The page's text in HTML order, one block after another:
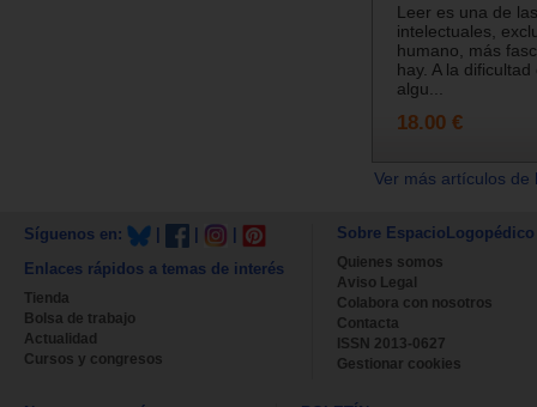
Leer es una de
intelectuales,
humano, más
hay. A la
algu...
18.00 €
Ver más artículos
Síguenos en:
Enlaces rápidos a temas de interés
Tienda
Bolsa de trabajo
Actualidad
Cursos y congresos
Sobre EspacioLogopédico
Quienes somos
Aviso Legal
Colabora con nosotros
Contacta
ISSN 2013-0627
Gestionar cookies